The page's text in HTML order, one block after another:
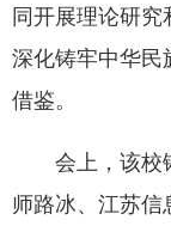
同开展理论研
深化铸牢中华民
借鉴。
会上，该校铸
师路冰、江苏信